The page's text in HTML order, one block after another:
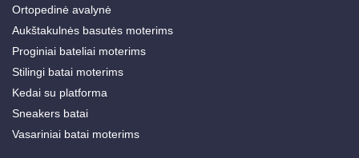
Ortopedinė avalynė
Aukštakulnės basutės moterims
Proginiai bateliai moterims
Stilingi batai moterims
Kedai su platforma
Sneakers batai
Vasariniai batai moterims